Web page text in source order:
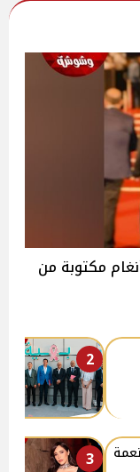
مكتوبة من
2
3